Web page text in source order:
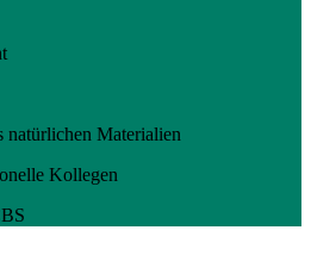
natürlichen Materialien
Kollegen